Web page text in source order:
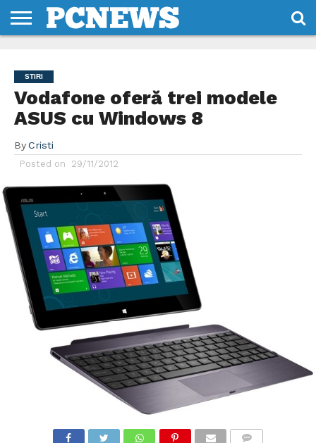
NOI
SI
CONDITII
STIRI
Vodafone oferă trei modele
ASUS cu Windows 8
By Cristi
Posted on 29/11/2012